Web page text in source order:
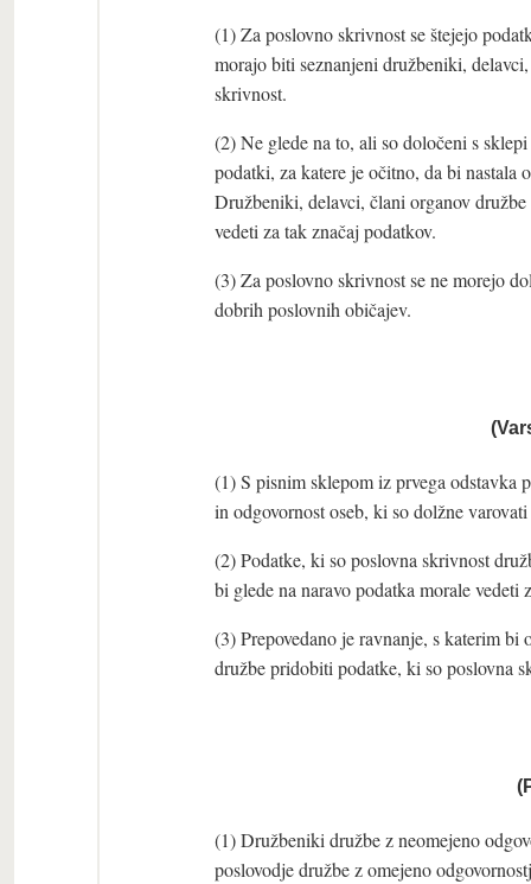
(1) Za poslovno skrivnost se štejejo
morajo biti seznanjeni družbeniki,
skrivnost.
(2) Ne glede na to, ali so določeni s
podatki, za katere je očitno, da bi nastala
Družbeniki, delavci, člani organov
vedeti za tak značaj podatkov.
(3) Za poslovno skrivnost se ne morejo
dobrih poslovnih običajev.
(1) S pisnim sklepom iz prvega odstavka
in odgovornost oseb, ki so dolžne
(2) Podatke, ki so poslovna skrivnost
bi glede na naravo podatka morale
(3) Prepovedano je ravnanje, s katerim
družbe pridobiti podatke, ki so poslovna
(1) Družbeniki družbe z neomejeno
poslovodje družbe z omejeno